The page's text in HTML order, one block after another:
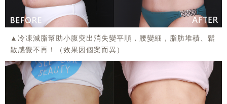
▲冷凍減脂幫助小腹突出消失變平順，腰變細，脂肪堆積、鬆
散感覺不再！（效果因個案而異）